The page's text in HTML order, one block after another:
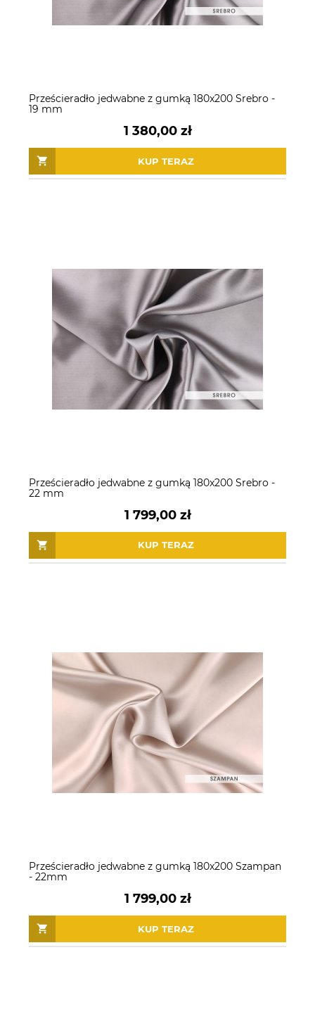
Prześcieradło jedwabne z gumką 180x200 Srebro -
19 mm
1 380,00 zł
KUP TERAZ
Prześcieradło jedwabne z gumką 180x200 Srebro -
22 mm
1 799,00 zł
KUP TERAZ
Prześcieradło jedwabne z gumką 180x200 Szampan
- 22mm
1 799,00 zł
KUP TERAZ